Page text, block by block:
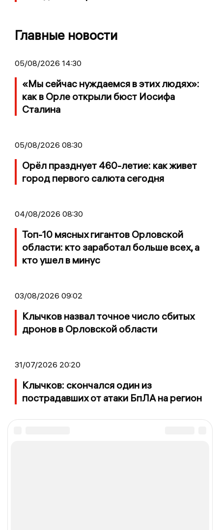
Главные новости
05/08/2026 14:30
«Мы сейчас нуждаемся в этих людях»:
как в Орле открыли бюст Иосифа
Сталина
05/08/2026 08:30
Орёл празднует 460-летие: как живет
город первого салюта сегодня
04/08/2026 08:30
Топ-10 мясных гигантов Орловской
области: кто заработал больше всех, а
кто ушел в минус
03/08/2026 09:02
Клычков назвал точное число сбитых
дронов в Орловской области
31/07/2026 20:20
Клычков: скончался один из
пострадавших от атаки БпЛА на регион